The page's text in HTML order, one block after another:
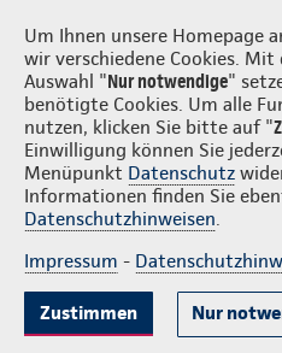
Um Ihnen unsere Homepage
wir verschiedene Cookies.
Auswahl "Nur notwendige"
benötigte Cookies. Um alle
nutzen, klicken Sie bitte auf "
Einwilligung können Sie
Menüpunkt Datenschutz
Informationen finden Sie
Datenschutzhinweisen.
Impressum -
Zustimmen Nur
Karsten Lange e.K.